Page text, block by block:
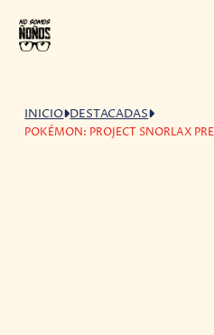
INICIO DESTACADAS
POKÉMON: PROJECT SNORLAX